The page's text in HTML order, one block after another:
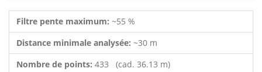
Filtre pente maximum: ~55 %
Distance minimale analysée: ~30 m
Nombre de points: 433 (cad. 36.13 m)